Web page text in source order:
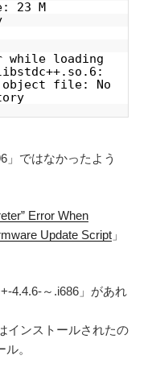
23 M
loading
object file: No
」ではなかったよう
Error When
Update Script 」
4.4.6-～.i686」があれ
インストールされたの
。